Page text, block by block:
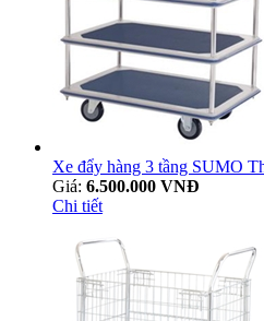
Xe đẩy hàng 3 tầng SUMO
Giá: 6.500.000 VNĐ
Chi tiết